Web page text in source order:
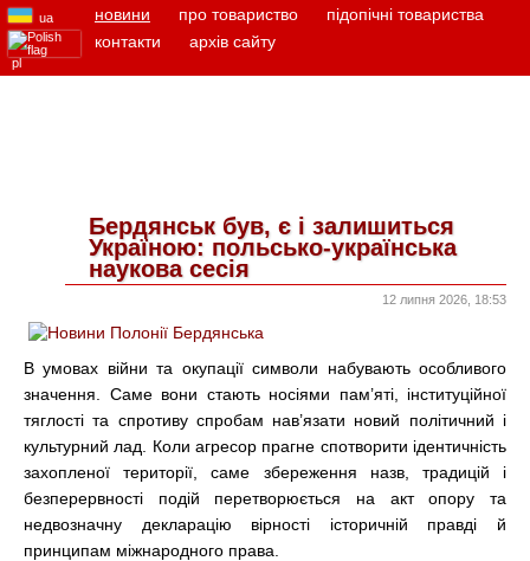
ua
pl
новини про товариство
підопічні товариства
контакти
aрхів сайту
Бердянськ був, є і залишиться
Україною: польсько-українська
наукова сесія
12 липня 2026, 18:53
В умовах війни та окупації символи набувають особливого
значення. Саме вони стають носіями пам’яті, інституційної
тяглості та спротиву спробам нав’язати новий політичний і
культурний лад. Коли агресор прагне спотворити ідентичність
захопленої території, саме збереження назв, традицій і
безперервності подій перетворюється на акт опору та
недвозначну декларацію вірності історичній правді й
принципам міжнародного права.